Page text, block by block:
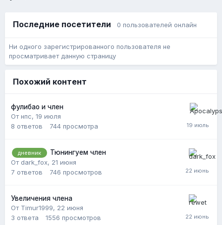
Последние посетители 0 пользователей онлайн
Ни одного зарегистрированного пользователя не
просматривает данную страницу
Похожий контент
фулибао и член
От нпс, 19 июля
8 ответов 744 просмотра
дневник
Тюнингуем член
От dark_fox, 21 июня
7 ответов 746 просмотров
Увеличения члена
От Timur1999, 22 июня
3 ответа 1556 просмотров